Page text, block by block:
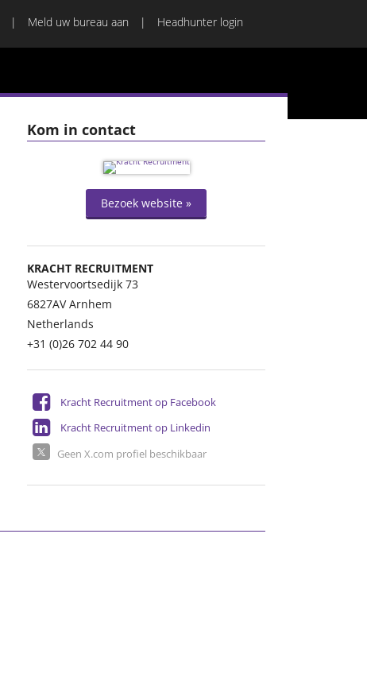
Meld uw bureau aan Headhunter login
Kom in contact
Bezoek website »
KRACHT RECRUITMENT
Westervoortsedijk 73
6827AV Arnhem
Netherlands
+31 (0)26 702 44 90
Kracht Recruitment op Facebook
Kracht Recruitment op Linkedin
Geen X.com profiel beschikbaar